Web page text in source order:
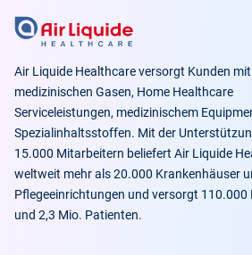
Air Liquide Healthcare versorgt Kunden mit
medizinischen Gasen, Home Healthcare
Serviceleistungen, medizinischem
Spezialinhaltsstoffen. Mit der
15.000 Mitarbeitern beliefert Air Liquide
weltweit mehr als 20.000 Krankenhäuser
Pflegeeinrichtungen und versorgt 110.000
und 2,3 Mio. Patienten.